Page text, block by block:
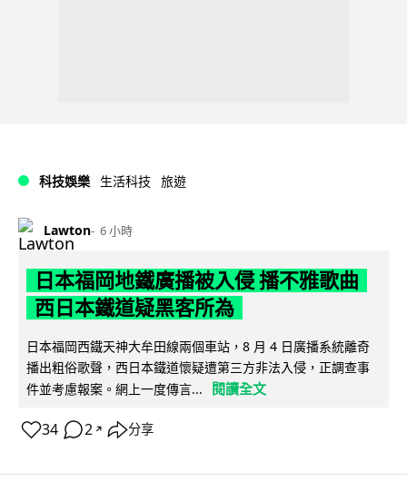
科技娛樂 生活科技 旅遊
Lawton 6 小時
日本福岡地鐵廣播被入侵 播不雅歌曲
西日本鐵道疑黑客所為
日本福岡西鐵天神大牟田線兩個車站，8 月 4 日廣播系統離奇
播出粗俗歌聲，西日本鐵道懷疑遭第三方非法入侵，正調查事
件並考慮報案。網上一度傳言...
閱讀全文
34 2 ↗ 分享